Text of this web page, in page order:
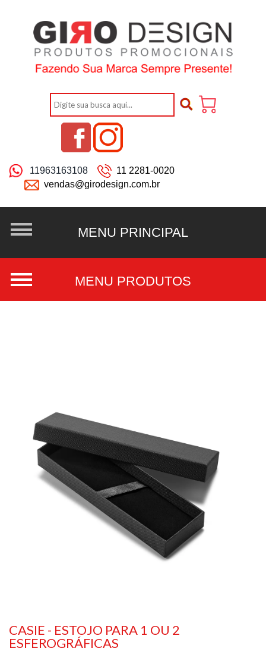
11963163108
11 2281-0020
vendas@girodesign.com.br
CASIE - ESTOJO PARA 1 OU 2
ESFEROGRÁFICAS